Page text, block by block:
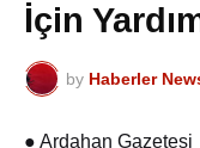
İçin
by Haberler
● Ardahan Gazetesi